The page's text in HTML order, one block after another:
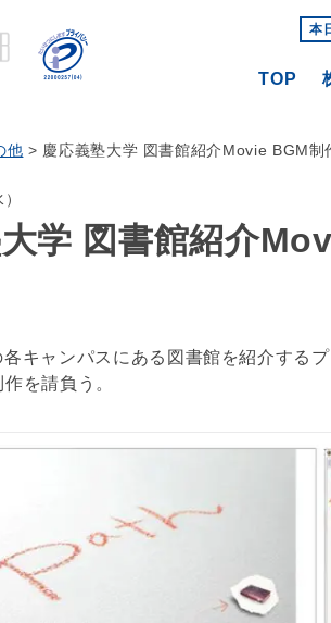
本
TOP
他 > 慶応義塾大学 図書館紹介Movie BGM制
学 図書館紹介
キャンパスにある図書館を紹介する
を請負う。